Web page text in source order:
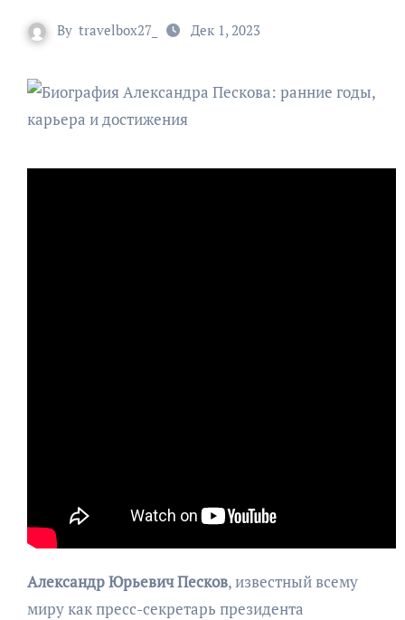
By travelbox27_ Дек 1, 2023
Александр Юрьевич Песков, известный всему
миру как пресс-секретарь президента